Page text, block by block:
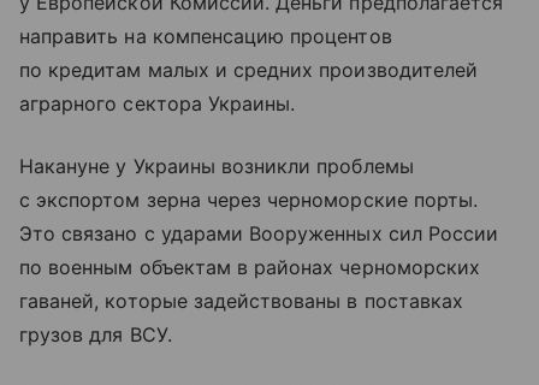
направить на компенсацию процентов
по кредитам малых и средних производителей
аграрного сектора Украины.
Накануне у Украины возникли проблемы
с экспортом зерна через черноморские порты.
Это связано с ударами Вооруженных сил России
по военным объектам в районах черноморских
гаваней, которые задействованы в поставках
грузов для ВСУ.